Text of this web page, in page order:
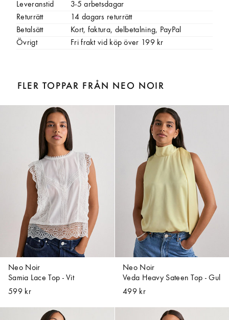
Leveranstid
3-5 arbetsdagar
Returrätt
14 dagars returrätt
Betalsätt
Kort, faktura, delbetalning, PayPal
Övrigt
Fri frakt vid köp över 199 kr
FLER TOPPAR FRÅN NEO NOIR
Neo Noir
Samia Lace Top - Vit
599 kr
Neo Noir
Veda Heavy Sateen Top - Gul
499 kr